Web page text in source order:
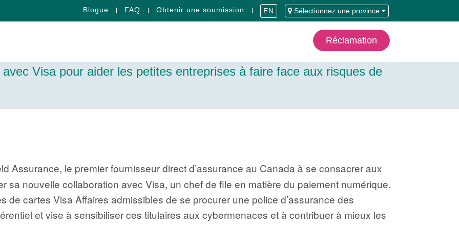
Blogue FAQ Obtenir une soumission EN Sélectionnez une province
Réclamation
Visa pour aider les petites entreprises à faire face aux risques de
Assurance, le premier fournisseur direct d’assurance au Canada à se consacrer aux
sa nouvelle collaboration avec Visa, un chef de file en matière du paiement numérique.
de cartes Visa Affaires admissibles de se procurer une police d’assurance des
et vise à sensibiliser ces titulaires aux cybermenaces et à contribuer à mieux les